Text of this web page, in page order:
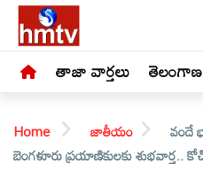
తాజా వార్తలు తెలంగాణ
Home జాతీయం
వందే
బెంగళూరు ప్రయాణికులకు శుభవార్త..